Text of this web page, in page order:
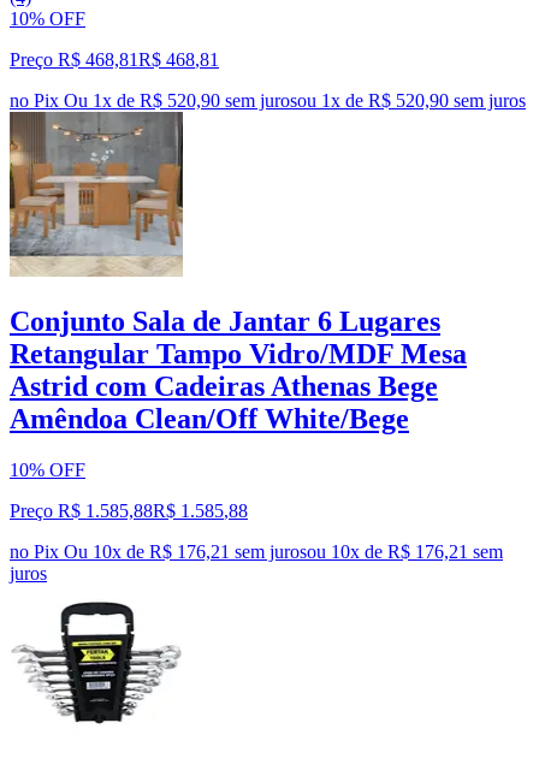
10% OFF
Preço R$ 468,81R$ 468,81
no Pix Ou 1x de R$ 520,90 sem jurosou 1x de R$ 520,90 sem juros
Conjunto Sala de Jantar 6 Lugares
Retangular Tampo Vidro/MDF Mesa
Astrid com Cadeiras Athenas Bege
Amêndoa Clean/Off White/Bege
10% OFF
Preço R$ 1.585,88R$ 1.585,88
no Pix Ou 10x de R$ 176,21 sem jurosou 10x de R$ 176,21 sem
juros